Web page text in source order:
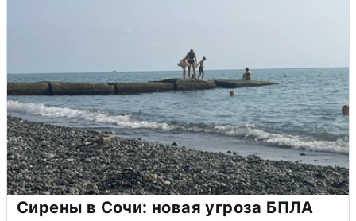
Сирены в Сочи: новая угроза БПЛА